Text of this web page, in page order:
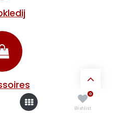
0
Wishlist